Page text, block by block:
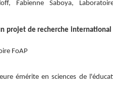
Fabienne Saboya,
projet de recherche
FoAP
émérite en sciences de